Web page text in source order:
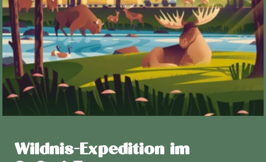
Wildnis-Expedition im